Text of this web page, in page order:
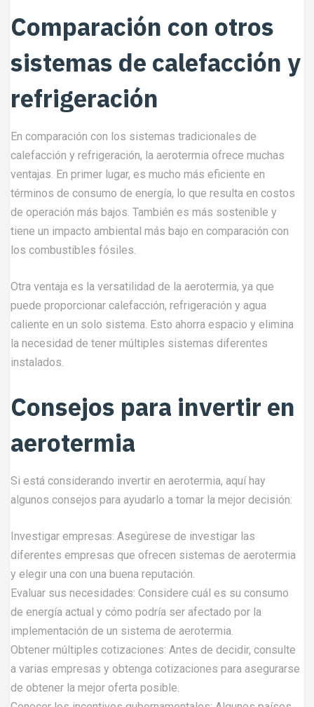
Comparación con otros
sistemas de calefacción y
refrigeración
En comparación con los sistemas tradicionales de
calefacción y refrigeración, la aerotermia ofrece muchas
ventajas. En primer lugar, es mucho más eficiente en
términos de consumo de energía, lo que resulta en costos
de operación más bajos. También es más sostenible y
tiene un impacto ambiental más bajo en comparación con
los combustibles fósiles.
Otra ventaja es la versatilidad de la aerotermia, ya que
puede proporcionar calefacción, refrigeración y agua
caliente en un solo sistema. Esto ahorra espacio y elimina
la necesidad de tener múltiples sistemas diferentes
instalados.
Consejos para invertir en
aerotermia
Si está considerando invertir en aerotermia, aquí hay
algunos consejos para ayudarlo a tomar la mejor decisión:
Investigar empresas: Asegúrese de investigar las
diferentes empresas que ofrecen sistemas de aerotermia
y elegir una con una buena reputación.
Evaluar sus necesidades: Considere cuál es su consumo
de energía actual y cómo podría ser afectado por la
implementación de un sistema de aerotermia.
Obtener múltiples cotizaciones: Antes de decidir, consulte
a varias empresas y obtenga cotizaciones para asegurarse
de obtener la mejor oferta posible.